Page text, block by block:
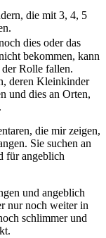
die mit 3, 4, 5
dies oder das
bekommen, kann
der Rolle fallen.
deren Kleinkinder
und dies an Orten,
die mir zeigen,
Sie suchen an
für angeblich
und angeblich
nur noch weiter in
schlimmer und